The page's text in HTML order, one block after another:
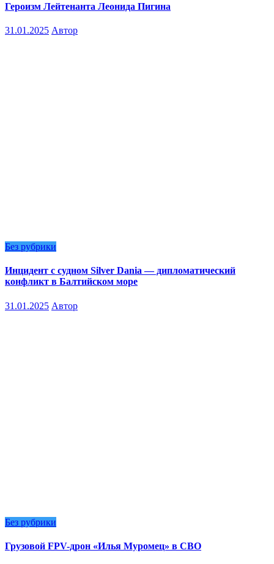
Героизм Лейтенанта Леонида Пигина
31.01.2025 Автор
Без рубрики
Инцидент с судном Silver Dania — дипломатический
конфликт в Балтийском море
31.01.2025 Автор
Без рубрики
Грузовой FPV-дрон «Илья Муромец» в СВО